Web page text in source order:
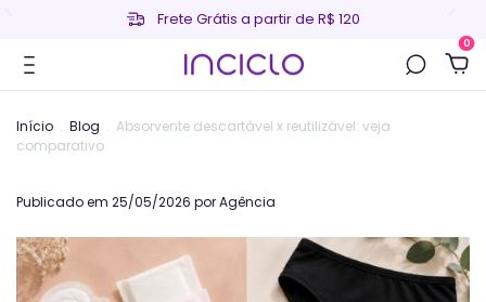
Frete Grátis a partir de R$ 120
0
Início . Blog . Absorvente descartável x reutilizável: veja
comparativo
Publicado em 25/05/2026 por Agência